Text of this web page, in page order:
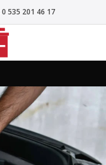
0 535 201 46 17